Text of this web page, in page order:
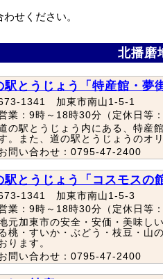
せください。
北播磨
駅とうじょう「特産館・夢
1341 加東市南山1-5-1
業：9時～18時30分（定休日等：
の駅とうじょう内にある、特産
。また、道の駅とうじょうのオ
問い合わせ：0795-47-2400
駅とうじょう「コスモスの
1341 加東市南山1-5-3
業：9時～18時30分（定休日等：
元加東市の安全・安価・美味し
桃・すいか・ぶどう・枝豆・山
ります。
問い合わせ：0795-47-2400